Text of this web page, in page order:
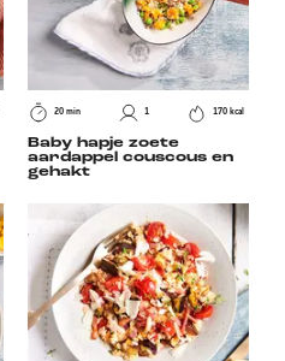
20 min 1 170 kcal
Baby hapje zoete
aardappel couscous en
gehakt